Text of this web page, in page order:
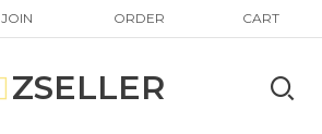
JOIN ORDER CART
ZSELLER